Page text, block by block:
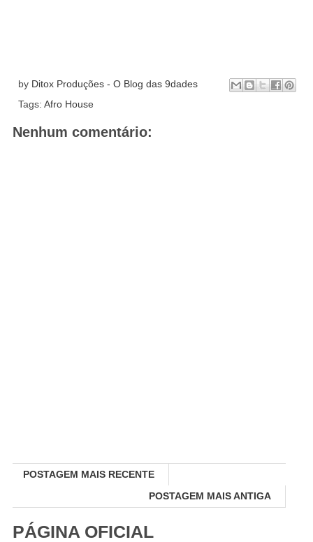
by Ditox Produções - O Blog das 9dades
Tags: Afro House
Nenhum comentário:
POSTAGEM MAIS RECENTE
POSTAGEM MAIS ANTIGA
PÁGINA OFICIAL